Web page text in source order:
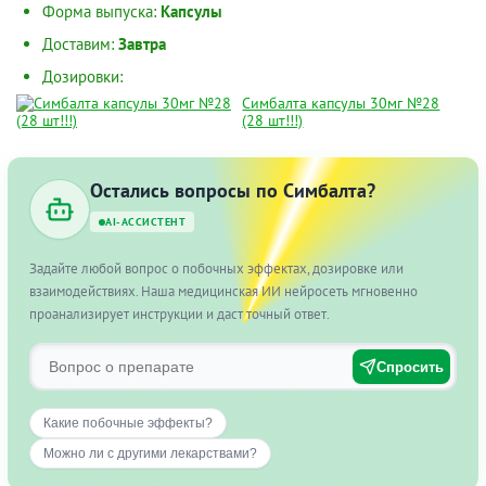
Форма выпуска: Капсулы
Доставим: Завтра
Дозировки:
Симбалта капсулы 30мг №28
(28 шт!!!)
Остались вопросы по Симбалта?
AI-АССИСТЕНТ
Задайте любой вопрос о побочных эффектах, дозировке или
взаимодействиях. Наша медицинская ИИ нейросеть мгновенно
проанализирует инструкции и даст точный ответ.
Спросить
Какие побочные эффекты?
Можно ли с другими лекарствами?